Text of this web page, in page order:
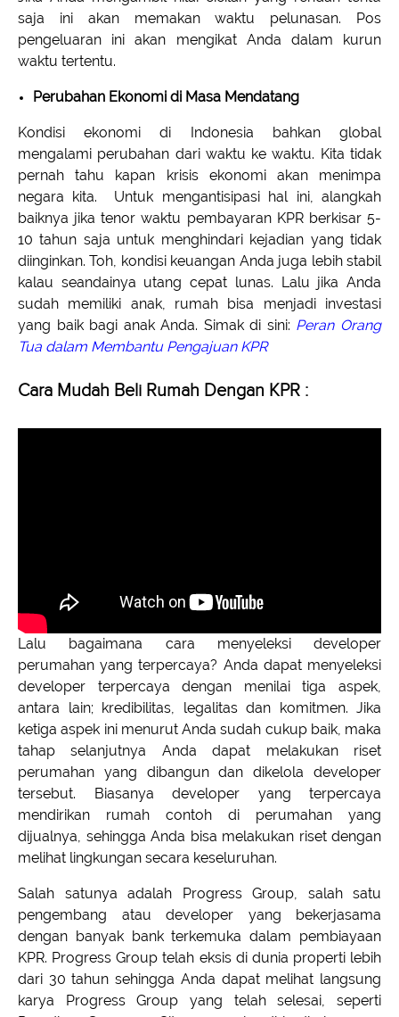
saja ini akan memakan waktu pelunasan. Pos
pengeluaran ini akan mengikat Anda dalam kurun
waktu tertentu.
Perubahan Ekonomi di Masa Mendatang
Kondisi ekonomi di Indonesia bahkan global
mengalami perubahan dari waktu ke waktu. Kita tidak
pernah tahu kapan krisis ekonomi akan menimpa
negara kita. Untuk mengantisipasi hal ini, alangkah
baiknya jika tenor waktu pembayaran KPR berkisar 5-
10 tahun saja untuk menghindari kejadian yang tidak
diinginkan. Toh, kondisi keuangan Anda juga lebih stabil
kalau seandainya utang cepat lunas. Lalu jika Anda
sudah memiliki anak, rumah bisa menjadi investasi
yang baik bagi anak Anda. Simak di sini: Peran Orang
Tua dalam Membantu Pengajuan KPR
Cara Mudah Beli Rumah Dengan KPR :
Lalu bagaimana cara menyeleksi developer
perumahan yang terpercaya? Anda dapat menyeleksi
developer terpercaya dengan menilai tiga aspek,
antara lain; kredibilitas, legalitas dan komitmen. Jika
ketiga aspek ini menurut Anda sudah cukup baik, maka
tahap selanjutnya Anda dapat melakukan riset
perumahan yang dibangun dan dikelola developer
tersebut. Biasanya developer yang terpercaya
mendirikan rumah contoh di perumahan yang
dijualnya, sehingga Anda bisa melakukan riset dengan
melihat lingkungan secara keseluruhan.
Salah satunya adalah Progress Group, salah satu
pengembang atau developer yang bekerjasama
dengan banyak bank terkemuka dalam pembiayaan
KPR. Progress Group telah eksis di dunia properti lebih
dari 30 tahun sehingga Anda dapat melihat langsung
karya Progress Group yang telah selesai, seperti